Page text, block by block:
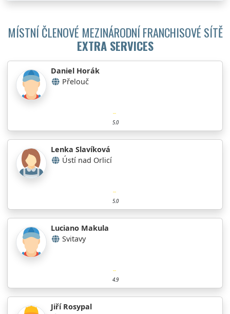
MÍSTNÍ ČLENOVÉ MEZINÁRODNÍ FRANCHISOVÉ SÍTĚ
EXTRA SERVICES
Daniel Horák
Přelouč
5.0
Lenka Slavíková
Ústí nad Orlicí
5.0
Luciano Makula
Svitavy
4.9
Jiří Rosypal